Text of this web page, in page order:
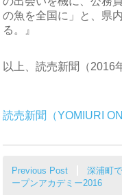
の魚を全国に」と、県
る。』
以上、読売新聞（2016
読売新聞（YOMIURI
連Previous Post
深浦町
ープンアカデミー2016